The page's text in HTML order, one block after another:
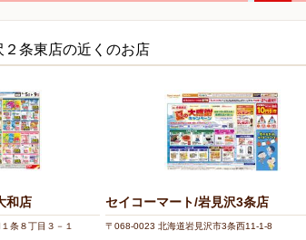
条東店の近くのお店
和店
条８丁目３－１
セイコーマート/岩見沢3条店
〒068-0023 北海道岩見沢市3条西11-1-8